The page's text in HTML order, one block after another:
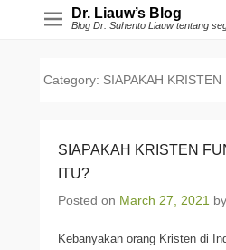
Dr. Liauw’s Blog
Blog Dr. Suhento Liauw tentang
Category: SIAPAKAH
SIAPAKAH KRISTEN
ITU?
Posted on March 27, 2021 by
Kebanyakan orang Kristen di